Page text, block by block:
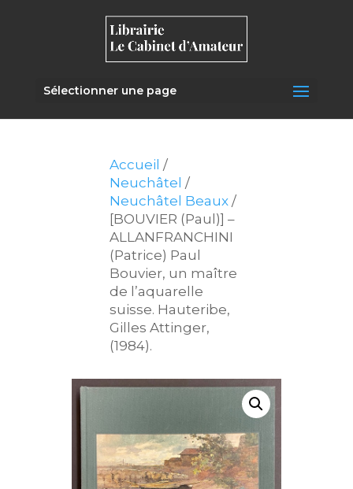
Sélectionner une page
Accueil /
Neuchâtel /
Neuchâtel Beaux /
[BOUVIER (Paul)] –
ALLANFRANCHINI
(Patrice) Paul
Bouvier, un maître
de l’aquarelle
suisse. Hauteribe,
Gilles Attinger,
(1984).